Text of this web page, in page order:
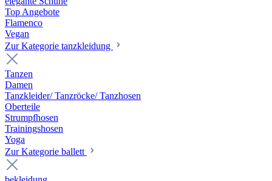
Top Angebote
Flamenco
Vegan
Zur Kategorie tanzkleidung
Tanzen
Damen
Tanzkleider/ Tanzröcke/ Tanzhosen
Oberteile
Strumpfhosen
Trainingshosen
Yoga
Zur Kategorie ballett